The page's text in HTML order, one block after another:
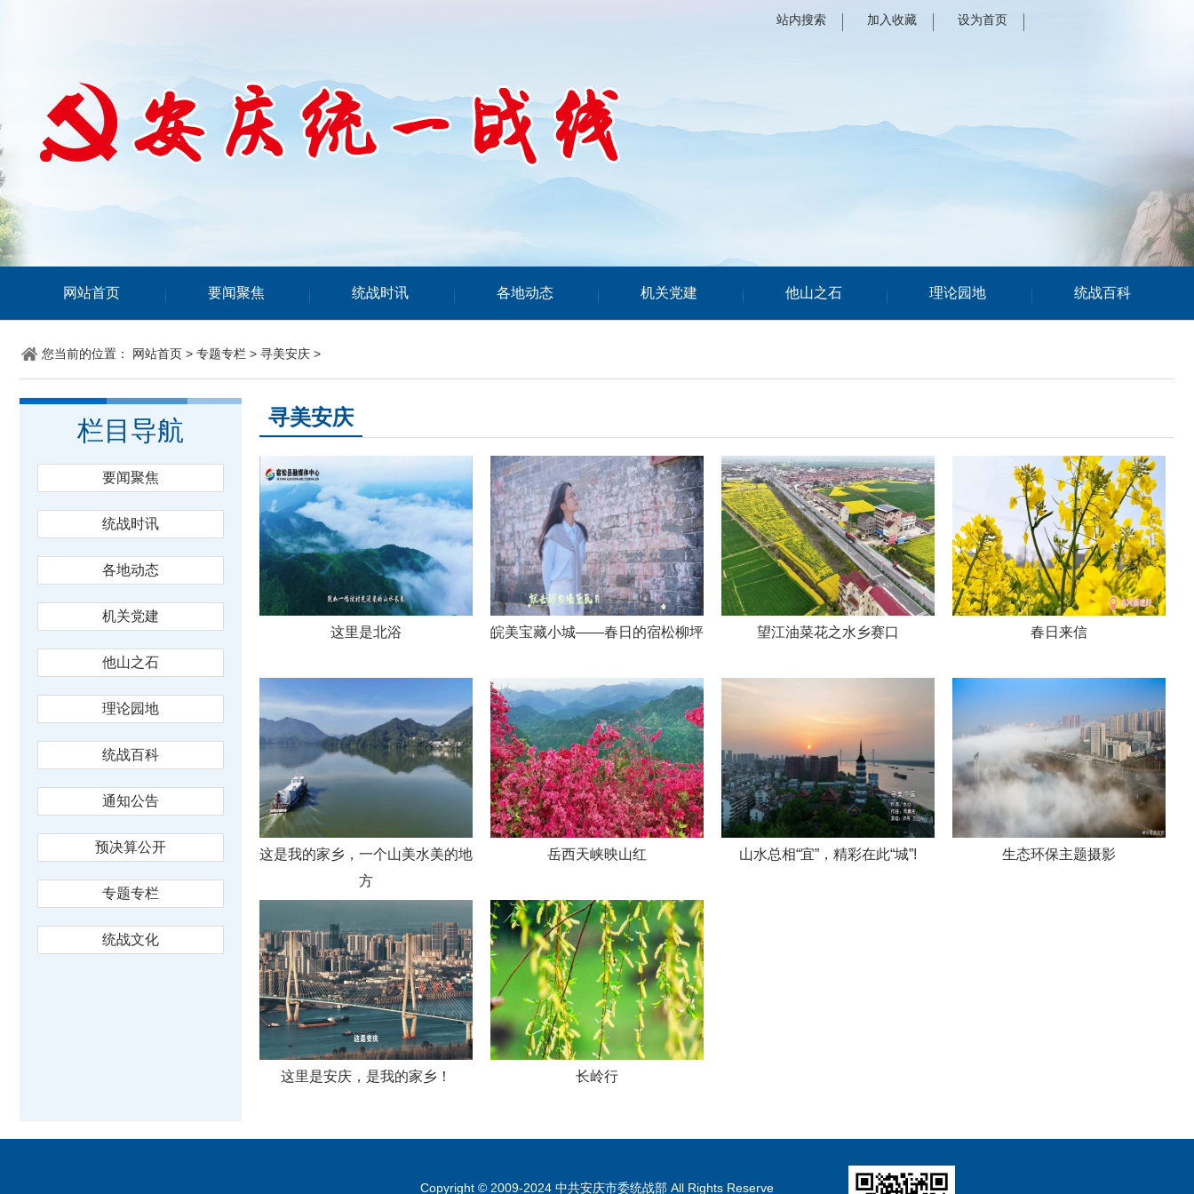
站内搜索 加入收藏 设为首页
网站首页 要闻聚焦 统战时讯 各地动态 机关党建 他山之石 理论园地 统战百科
您当前的位置： 网站首页 > 专题专栏 > 寻美安庆 >
栏目导航
要闻聚焦
统战时讯
各地动态
机关党建
他山之石
理论园地
统战百科
通知公告
预决算公开
专题专栏
统战文化
寻美安庆
这里是北浴 皖美宝藏小城——春日的宿松柳坪 望江油菜花之水乡赛口 春日来信
这是我的家乡，一个山美水美的地
方
岳西天峡映山红 山水总相“宜”，精彩在此“城”! 生态环保主题摄影
这里是安庆，是我的家乡！ 长岭行
Copyright © 2009-2024 中共安庆市委统战部 All Rights Reserve